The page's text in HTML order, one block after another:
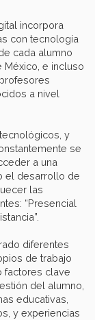
incorpora
con tecnología
cada alumno
e incluso
a nivel
y
se
a una
el desarrollo de
las
“Presencial
diferentes
de trabajo
factores clave
del alumno,
educativas,
y experiencias